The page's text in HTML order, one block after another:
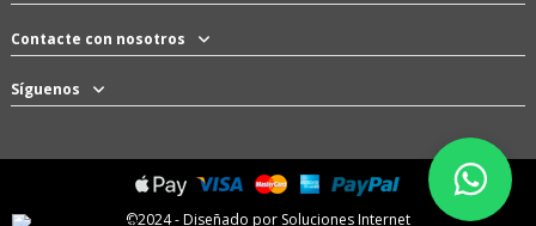
Contacte con nosotros
Síguenos
©2024 - Diseñado por Soluciones Internet